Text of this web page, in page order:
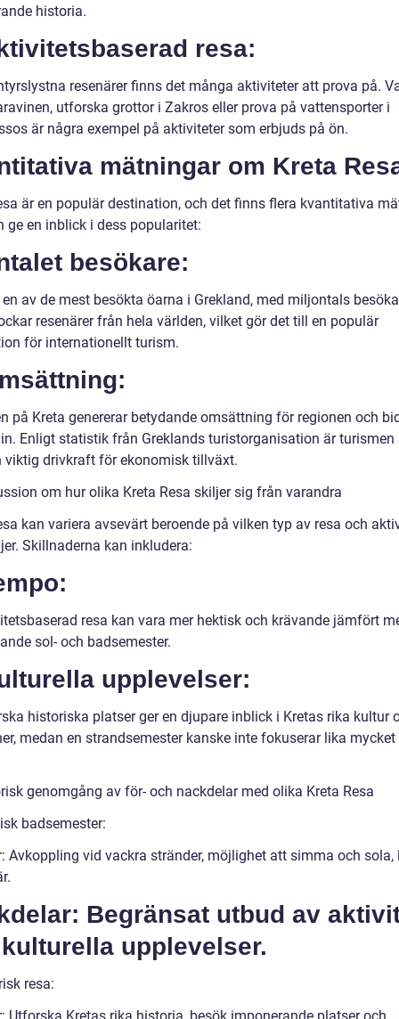
historia.
resa:
resenärer finns det många aktiviteter att prova på.
utforska grottor i Zakros eller prova på vattensporter i
är några exempel på aktiviteter som erbjuds på ön.
mätningar om Kreta
är en populär destination, och det finns flera kvantitativa
ge en inblick i dess popularitet:
besökare:
av de mest besökta öarna i Grekland, med miljontals
resenärer från hela världen, vilket gör det till en populär
för internationellt turism.
på Kreta genererar betydande omsättning för regionen och
Enligt statistik från Greklands turistorganisation är turismen
viktig drivkraft för ekonomisk tillväxt.
om hur olika Kreta Resa skiljer sig från varandra
kan variera avsevärt beroende på vilken typ av resa och
Skillnaderna kan inkludera:
resa kan vara mer hektisk och krävande jämfört
sol- och badsemester.
upplevelser:
historiska platser ger en djupare inblick i Kretas rika kultur
medan en strandsemester kanske inte fokuserar lika mycket
genomgång av för- och nackdelar med olika Kreta Resa
badsemester:
Avkoppling vid vackra stränder, möjlighet att simma och sola,
Begränsat utbud av
upplevelser.
resa: